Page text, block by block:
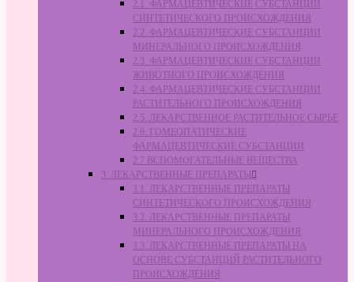
2.1. ФАРМАЦЕВТИЧЕСКИЕ СУБСТАНЦИИ
СИНТЕТИЧЕСКОГО ПРОИСХОЖДЕНИЯ
2.2. ФАРМАЦЕВТИЧЕСКИЕ СУБСТАНЦИИ
МИНЕРАЛЬНОГО ПРОИСХОЖДЕНИЯ
2.3. ФАРМАЦЕВТИЧЕСКИЕ СУБСТАНЦИИ
ЖИВОТНОГО ПРОИСХОЖДЕНИЯ
2.4. ФАРМАЦЕВТИЧЕСКИЕ СУБСТАНЦИИ
РАСТИТЕЛЬНОГО ПРОИСХОЖДЕНИЯ
2.5. ЛЕКАРСТВЕННОЕ РАСТИТЕЛЬНОЕ СЫРЬЁ
2.6. ГОМЕОПАТИЧЕСКИЕ
ФАРМАЦЕВТИЧЕСКИЕ СУБСТАНЦИИ
2.7 ВСПОМОГАТЕЛЬНЫЕ ВЕЩЕСТВА
3. ЛЕКАРСТВЕННЫЕ ПРЕПАРАТЫ
3.1. ЛЕКАРСТВЕННЫЕ ПРЕПАРАТЫ
СИНТЕТИЧЕСКОГО ПРОИСХОЖДЕНИЯ
3.2. ЛЕКАРСТВЕННЫЕ ПРЕПАРАТЫ
МИНЕРАЛЬНОГО ПРОИСХОЖДЕНИЯ
3.3. ЛЕКАРСТВЕННЫЕ ПРЕПАРАТЫ НА
ОСНОВЕ СУБСТАНЦИЙ РАСТИТЕЛЬНОГО
ПРОИСХОЖДЕНИЯ